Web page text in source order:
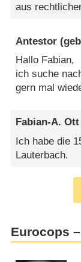
aus
Antestor
Hallo Fabian,
ich suche
gern mal
Fabian-A. Ott
Ich habe die
Lauterbach.
Eurocops